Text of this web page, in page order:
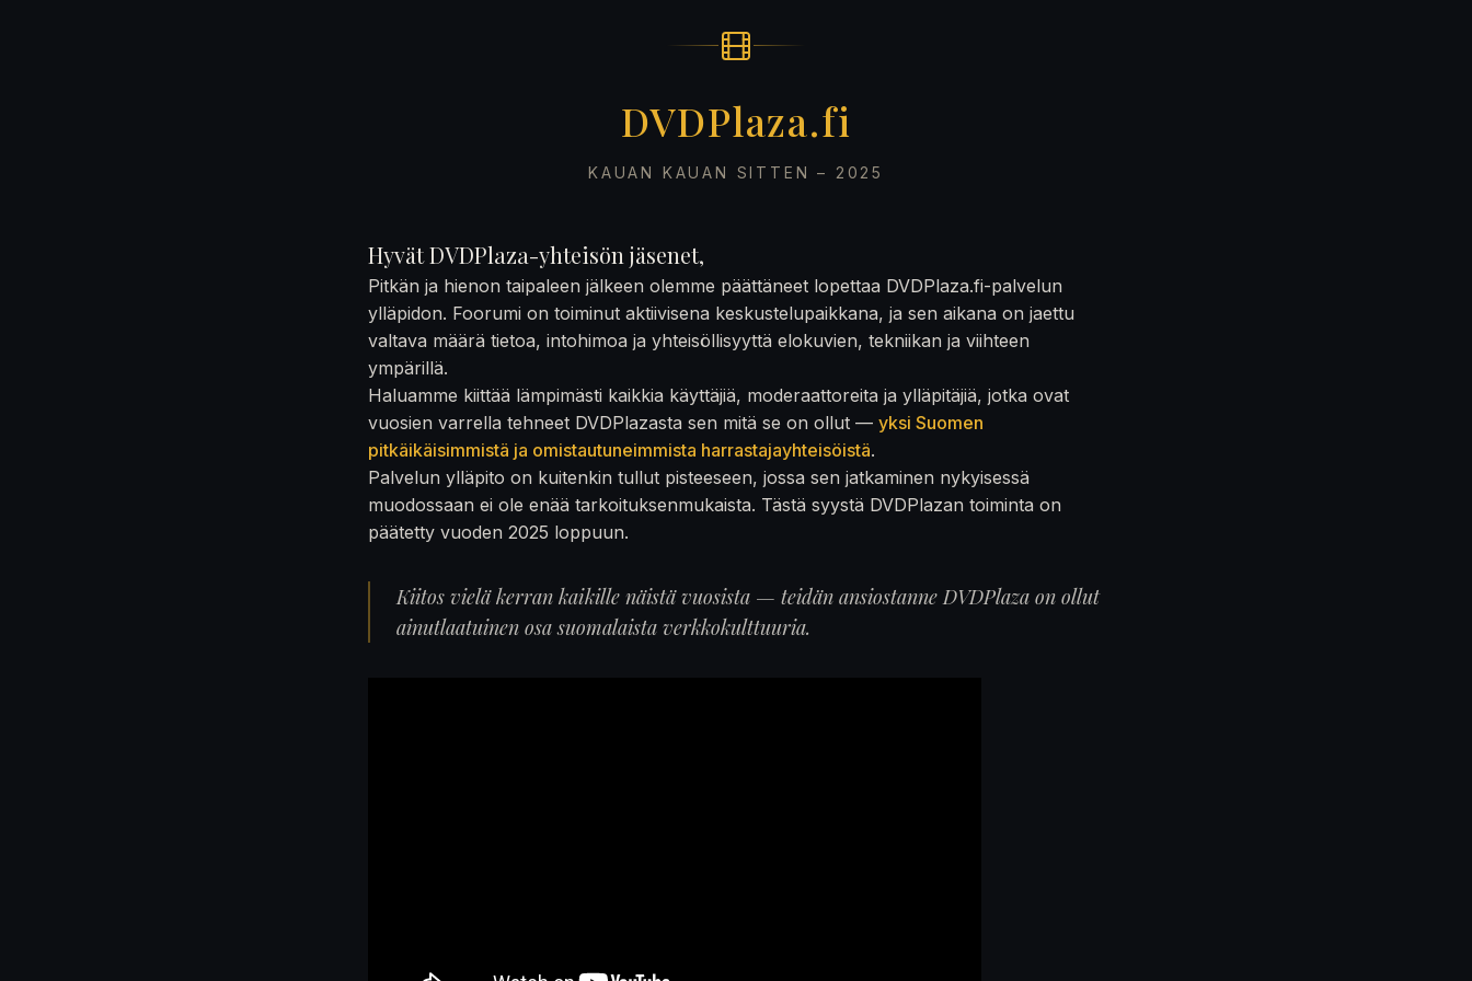
DVDPlaza.fi
KAUAN KAUAN SITTEN – 2025
Hyvät DVDPlaza-yhteisön jäsenet,
Pitkän ja hienon taipaleen jälkeen olemme päättäneet lopettaa DVDPlaza.fi-palvelun
ylläpidon. Foorumi on toiminut aktiivisena keskustelupaikkana, ja sen aikana on jaettu
valtava määrä tietoa, intohimoa ja yhteisöllisyyttä elokuvien, tekniikan ja viihteen
ympärillä.
Haluamme kiittää lämpimästi kaikkia käyttäjiä, moderaattoreita ja ylläpitäjiä, jotka ovat
vuosien varrella tehneet DVDPlazasta sen mitä se on ollut — yksi Suomen
pitkäikäisimmistä ja omistautuneimmista harrastajayhteisöistä.
Palvelun ylläpito on kuitenkin tullut pisteeseen, jossa sen jatkaminen nykyisessä
muodossaan ei ole enää tarkoituksenmukaista. Tästä syystä DVDPlazan toiminta on
päätetty vuoden 2025 loppuun.
Kiitos vielä kerran kaikille näistä vuosista — teidän ansiostanne DVDPlaza on ollut
ainutlaatuinen osa suomalaista verkkokulttuuria.